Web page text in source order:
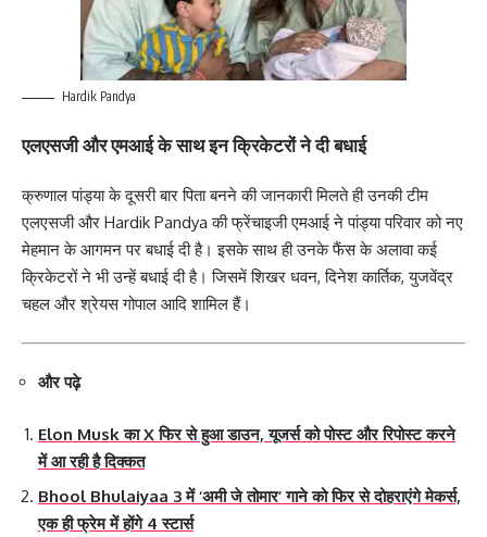
Hardik Pandya
एलएसजी और एमआई के साथ इन क्रिकेटरों ने दी बधाई
क्रुणाल पांड्या के दूसरी बार पिता बनने की जानकारी मिलते ही उनकी टीम
एलएसजी और Hardik Pandya की फ्रेंचाइजी एमआई ने पांड्या परिवार को नए
मेहमान के आगमन पर बधाई दी है। इसके साथ ही उनके फैंस के अलावा कई
क्रिकेटरों ने भी उन्‍हें बधाई दी है। जिसमें शिखर धवन, दिनेश कार्तिक, युजवेंद्र
चहल और श्रेयस गोपाल आदि शामिल हैं।
और पढ़े
Elon Musk का X फिर से हुआ डाउन, यूजर्स को पोस्ट और रिपोस्ट करने
में आ रही है दिक्कत
Bhool Bhulaiyaa 3 में ‘अमी जे तोमार’ गाने को फिर से दोहराएंगे मेकर्स,
एक ही फ्रेम में होंगे 4 स्टार्स